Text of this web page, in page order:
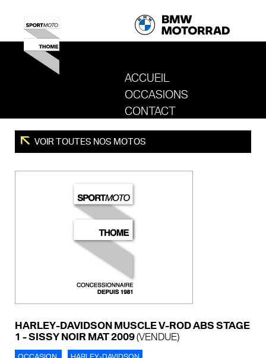
ACCUEIL
REVENIR AU SITE DE SPORT MOTO
OCCASIONS
CONTACT
VOIR TOUTES NOS MOTOS
HARLEY-DAVIDSON MUSCLE V-ROD ABS STAGE
1 - SISSY NOIR MAT 2009(VENDUE)